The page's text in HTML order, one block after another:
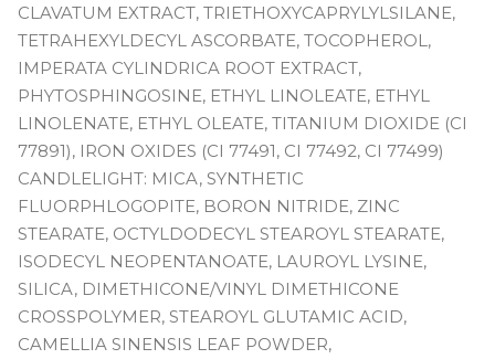
CLAVATUM EXTRACT, TRIETHOXYCAPRYLYLSILANE,
TETRAHEXYLDECYL ASCORBATE, TOCOPHEROL,
IMPERATA CYLINDRICA ROOT EXTRACT,
PHYTOSPHINGOSINE, ETHYL LINOLEATE, ETHYL
LINOLENATE, ETHYL OLEATE, TITANIUM DIOXIDE (CI
77891), IRON OXIDES (CI 77491, CI 77492, CI 77499)
CANDLELIGHT: MICA, SYNTHETIC
FLUORPHLOGOPITE, BORON NITRIDE, ZINC
STEARATE, OCTYLDODECYL STEAROYL STEARATE,
ISODECYL NEOPENTANOATE, LAUROYL LYSINE,
SILICA, DIMETHICONE/VINYL DIMETHICONE
CROSSPOLYMER, STEAROYL GLUTAMIC ACID,
CAMELLIA SINENSIS LEAF POWDER,